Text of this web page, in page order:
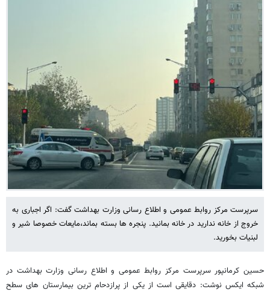
سرپرست مرکز روابط عمومی و اطلاع رسانی وزارت بهداشت گفت: اگر اجباری به
خروج از خانه ندارید در خانه بمانید. پنجره ها بسته بماند،مایعات خصوصا شیر و
لبنیات بخورید.
حسین کرمانپور سرپرست مرکز روابط عمومی و اطلاع رسانی وزارت بهداشت در
شبکه ایکس نوشت: دقایقی است از یکی از پرازدحام ترین بیمارستان های سطح